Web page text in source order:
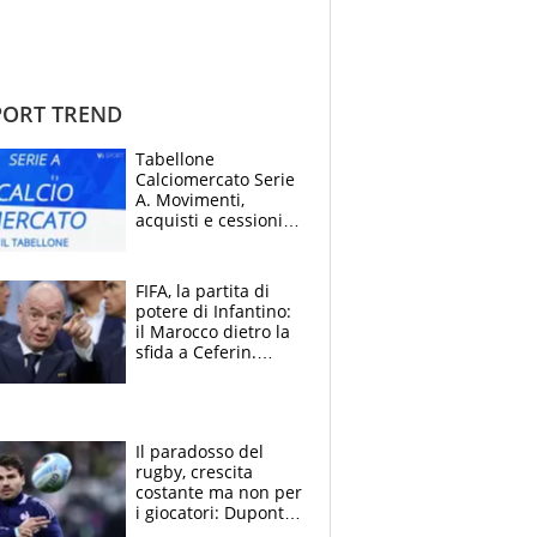
TREND
Tabellone
Calciomercato Serie
A. Movimenti,
acquisti e cessioni:
FIFA, la partita di
potere di Infantino:
il Marocco dietro la
sfida a Ceferin.
Il paradosso del
rugby, crescita
costante ma non per
i giocatori: Dupont